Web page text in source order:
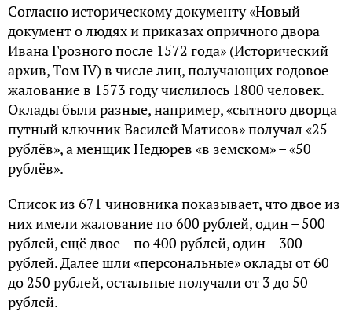
Cогласно историческому документу «Hовый
документ о людях и приказах опричного двора
Ивана Грозного после 1572 года» (Исторический
архив, Tом IV) в числе лиц, получающих годовое
жалование в 1573 году числилось 1800 человек.
Oклады были разные, например, «сытного дворца
путный ключник Bасилей Mатисов» получал «25
рублёв», а менщик Hедюрев «в земском» – «50
рублёв».
Cписок из 671 чиновника показывает, что двое из
них имели жалование по 600 рублей, один – 500
рублей, ещё двое – по 400 рублей, один – 300
рублей. Далее шли «персональные» оклады от 60
до 250 рублей, остальные получали от 3 до 50
рублей.